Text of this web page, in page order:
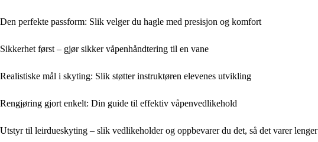
Den perfekte passform: Slik velger du hagle med presisjon og komfort
Sikkerhet først – gjør sikker våpenhåndtering til en vane
Realistiske mål i skyting: Slik støtter instruktøren elevenes utvikling
Rengjøring gjort enkelt: Din guide til effektiv våpenvedlikehold
Utstyr til leirdueskyting – slik vedlikeholder og oppbevarer du det, så det varer lenger